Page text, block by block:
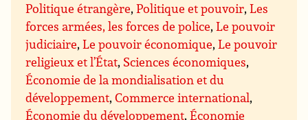
Politique étrangère,Politique et pouvoir,Les
forces armées, les forces de police,Le pouvoir
judiciaire,Le pouvoir économique,Le pouvoir
religieux et l’État, Sciences économiques,
Économie de la mondialisation et du
développement,Commerce international,
Économie du développement,Économie